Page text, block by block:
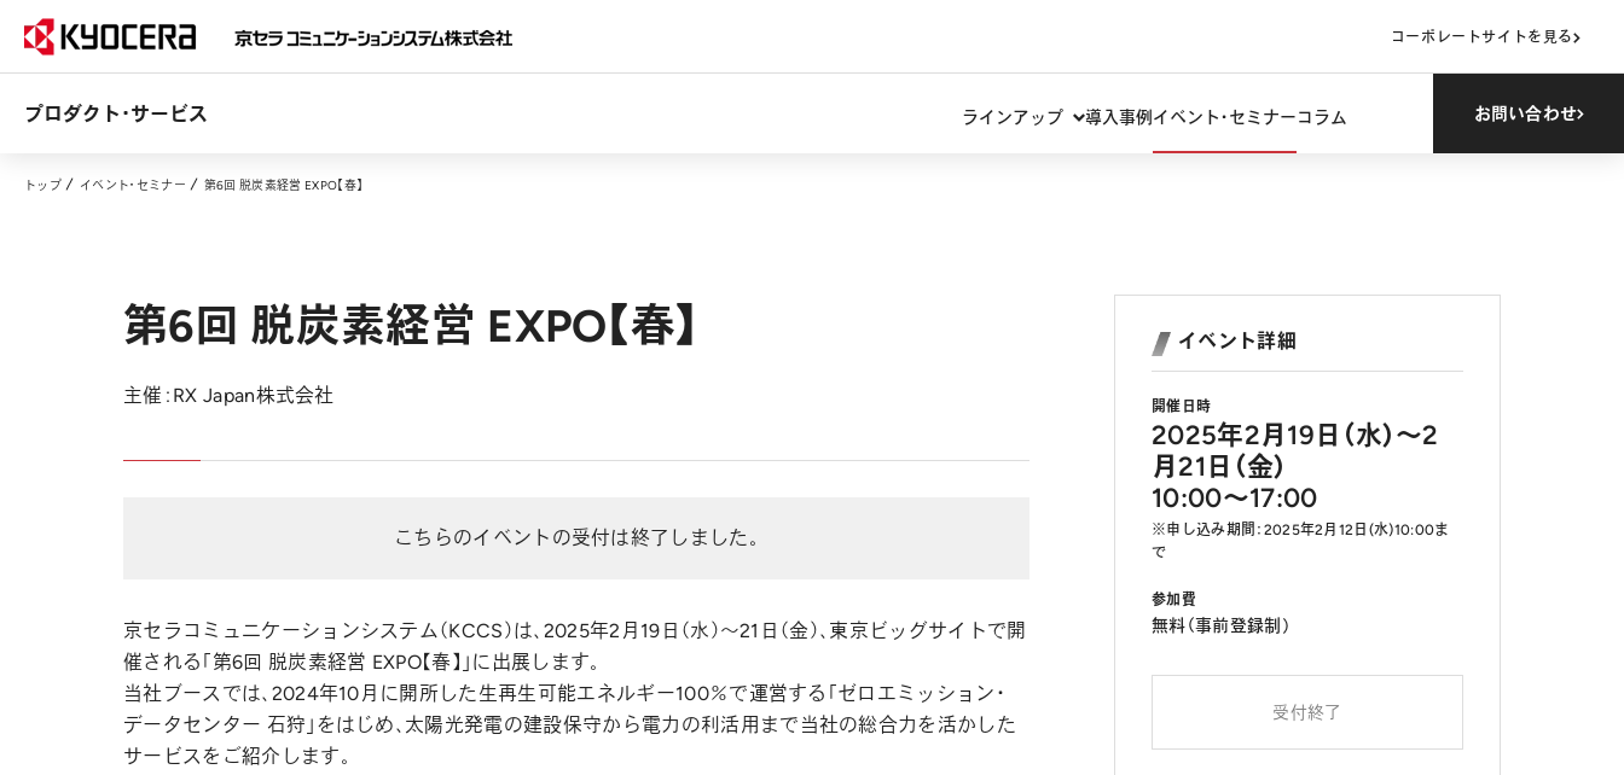
コーポレートサイトを見る
プロダクト・サービス ラインアップ 導入事例 イベント・セミナーコラム お問い合わせ
トップ イベント・セミナー 第6回 脱炭素経営 EXPO【春】
第6回 脱炭素経営 EXPO【春】
主催：RX Japan株式会社
こちらのイベントの受付は終了しました。
京セラコミュニケーションシステム（KCCS）は、2025年2月19日（水）～21日（金）、東京ビッグサイトで開
催される「第6回 脱炭素経営 EXPO【春】」に出展します。
当社ブースでは、2024年10月に開所した生再生可能エネルギー100％で運営する「ゼロエミッション・
データセンター 石狩」をはじめ、太陽光発電の建設保守から電力の利活用まで当社の総合力を活かした
サービスをご紹介します。
イベント詳細
開催日時
2025年2月19日（水）～2
月21日（金）
10:00～17:00
※申し込み期間：2025年2月12日(水)10:00ま
で
参加費
無料（事前登録制）
受付終了